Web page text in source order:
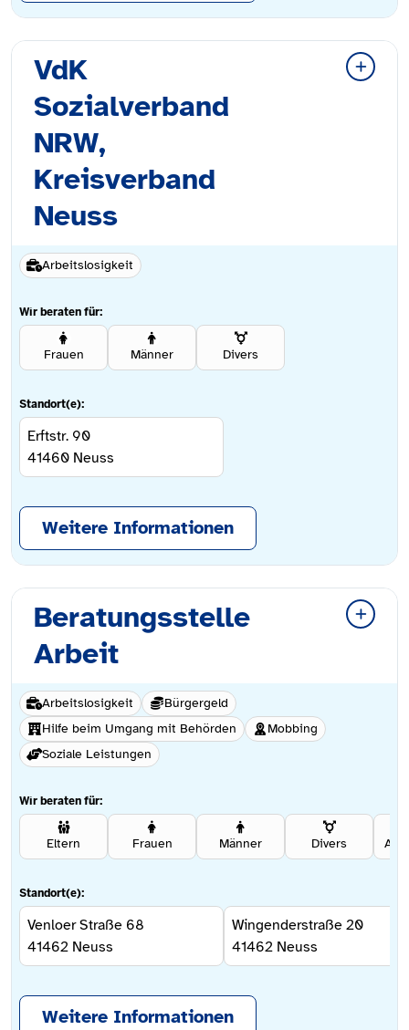
VdK
Sozialverband
NRW,
Kreisverband
Neuss
Arbeitslosigkeit
Wir beraten für:
Frauen Männer Divers
Standort(e):
Erftstr. 90
41460 Neuss
Weitere Informationen
Beratungsstelle
Arbeit
Arbeitslosigkeit
Bürgergeld
Hilfe beim Umgang mit Behörden
Mobbing
Soziale Leistungen
Wir beraten für:
Eltern Frauen Männer Divers
Standort(e):
Venloer Straße 68
41462 Neuss
Wingenderstraße 20
41462 Neuss
Weitere Informationen